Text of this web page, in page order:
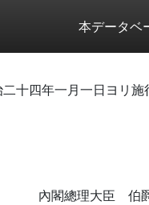
本データベ
十四年一月一日ヨリ施
內閣總理大臣 伯